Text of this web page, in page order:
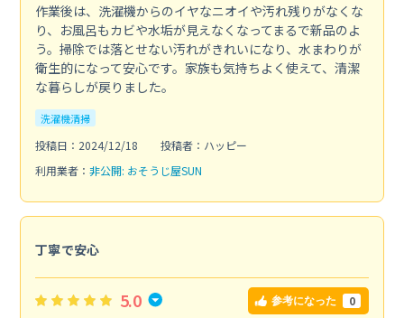
作業後は、洗濯機からのイヤなニオイや汚れ残りがなくな
り、お風呂もカビや水垢が見えなくなってまるで新品のよ
う。掃除では落とせない汚れがきれいになり、水まわりが
衛生的になって安心です。家族も気持ちよく使えて、清潔
な暮らしが戻りました。
洗濯機清掃
投稿日：2024/12/18
投稿者：ハッピー
利用業者： 非公開: おそうじ屋SUN
丁寧で安心
5.0 参考になった 0